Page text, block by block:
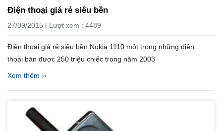
Điện thoại giá rẻ siêu bền
27/09/2015 | Lượt xem : 4489
Điện thoại giá rẻ siêu bền Nokia 1110 một trong những điện
thoại bán được 250 triệu chiếc trong năm 2003
Xem thêm ››